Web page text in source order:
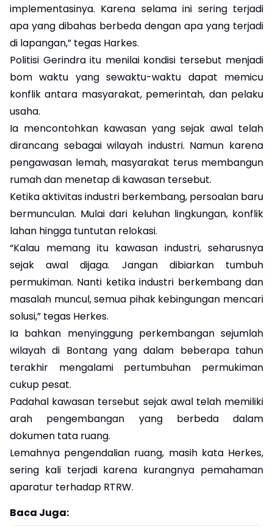
implementasinya. Karena selama ini sering terjadi
apa yang dibahas berbeda dengan apa yang terjadi
di lapangan,” tegas Harkes.
Politisi Gerindra itu menilai kondisi tersebut menjadi
bom waktu yang sewaktu-waktu dapat memicu
konflik antara masyarakat, pemerintah, dan pelaku
usaha.
Ia mencontohkan kawasan yang sejak awal telah
dirancang sebagai wilayah industri. Namun karena
pengawasan lemah, masyarakat terus membangun
rumah dan menetap di kawasan tersebut.
Ketika aktivitas industri berkembang, persoalan baru
bermunculan. Mulai dari keluhan lingkungan, konflik
lahan hingga tuntutan relokasi.
“Kalau memang itu kawasan industri, seharusnya
sejak awal dijaga. Jangan dibiarkan tumbuh
permukiman. Nanti ketika industri berkembang dan
masalah muncul, semua pihak kebingungan mencari
solusi,” tegas Herkes.
Ia bahkan menyinggung perkembangan sejumlah
wilayah di Bontang yang dalam beberapa tahun
terakhir mengalami pertumbuhan permukiman
cukup pesat.
Padahal kawasan tersebut sejak awal telah memiliki
arah pengembangan yang berbeda dalam
dokumen tata ruang.
Lemahnya pengendalian ruang, masih kata Herkes,
sering kali terjadi karena kurangnya pemahaman
aparatur terhadap RTRW.
Baca Juga: